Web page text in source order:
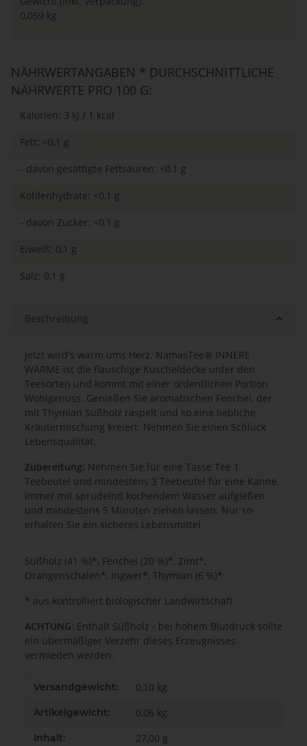
0,059 kg
NÄHRWERTANGABEN * DURCHSCHNITTLICHE
NÄHRWERTE PRO 100 G:
Kalorien: 3 kJ / 1 kcal
Fett: <0,1 g
- davon gesättigte Fettsäuren: <0,1 g
Kohlenhydrate: <0,1 g
- davon Zucker: <0,1 g
Eiweiß: 0,1 g
Salz: 0,1 g
Beschreibung
Jetzt wird's warm ums Herz. NamasTee® INNERE
WÄRME ist die flauschige Kuscheldecke unter den
Teesorten und kommt mit einer ordentlichen Portion
Wohlgenuss. Genießen Sie aromatischen Fenchel, der
mit Thymian Süßholz raspelt und so eine liebliche
Kräutermischung kreiert. Nehmen Sie einen Schluck
Lebensqualität.
Zubereitung: Nehmen Sie für eine Tasse Tee 1
Teebeutel und mindestens 3 Teebeutel für eine Kanne.
Immer mit sprudelnd kochendem Wasser aufgießen
und mindestens 5 Minuten ziehen lassen. Nur so
erhalten Sie ein sicheres Lebensmittel.
Süßholz (41 %)*, Fenchel (20 %)*, Zimt*,
Orangenschalen*, Ingwer*, Thymian (6 %)*
* aus kontrolliert biologischer Landwirtschaft
ACHTUNG: Enthält Süßholz - bei hohem Blutdruck sollte
ein übermäßiger Verzehr dieses Erzeugnisses
vermieden werden.
Produkteigenschaft
Wert
Versandgewicht: 0,10 kg
Artikelgewicht: 0,06 kg
Inhalt: 27,00 g